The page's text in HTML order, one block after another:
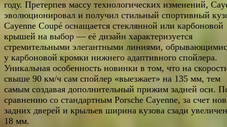
году. Претерпев массу технологических изменений,
эволюционировал и получил стильный спортивный
Cayenne Coupé оснащается стеклянной или карбоновой
крышей на выбор — её дизайн характеризуется
стремительными элегантными линиями,
у карбоновой кромки нижнего адаптивного спойлера.
Уникальная особенность новинки в том, что на
свыше 90 км/ч сам спойлер «выезжает» на 135 мм, тем
самым создавая дополнительный прижим задней оси.
сравнению со стандартным Porsche Cayenne, за счет
задних дверей и крыльев ширина кузова сзади
18 мм.